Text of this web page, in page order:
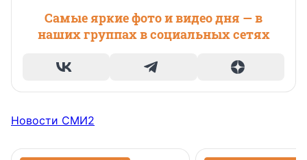
Самые яркие фото и видео дня — в
наших группах в социальных сетях
Новости СМИ2